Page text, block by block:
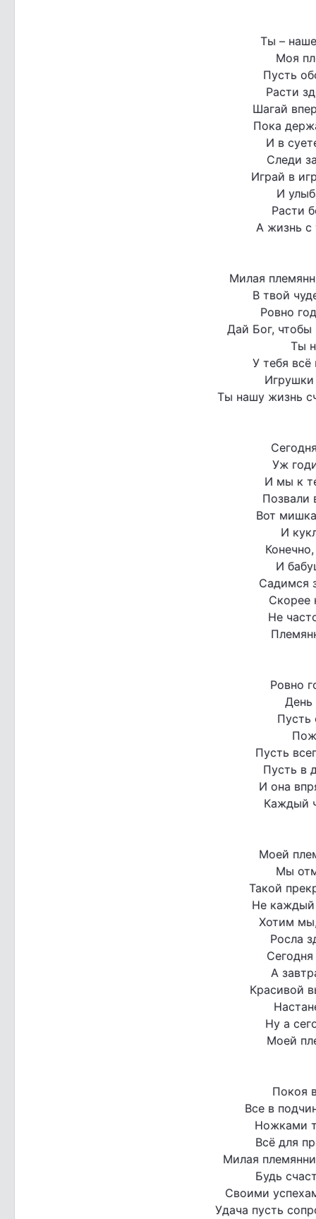
Ты –
Моя
Пусть
Расти
Шагай
Пока
И в
Следи
Играй в
И
Расти
А жизнь с
Милая
В твой
Ровно
Дай Бог, чтобы
Ты
У тебя всё
Игрушки
Ты нашу жизнь
Уж
И мы к
Позвали
Вот
И
И
Садимся
Скорее
Не
Ровно
День
Пусть
Пусть
Пусть в
И она
Каждый
Моей
Мы
Такой
Не каждый
Хотим
Росла
А
Красивой
Ну а
Моей
Покоя
Все в
Ножками
Всё для
Милая
Будь
Своими
Удача пусть